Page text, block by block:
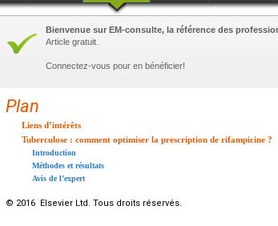
Bienvenue sur EM-consulte, la référence des
Article gratuit.
Connectez-vous pour en bénéficier!
Plan
Liens d’intérêts
Tuberculose : comment optimiser la prescription de rifampicine ?
Introduction
Méthodes et résultats
Avis de l’expert
© 2016 Elsevier Ltd. Tous droits réservés.